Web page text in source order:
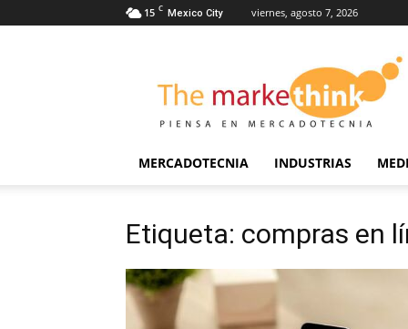
15 C Mexico City viernes, agosto 7, 2026
Markethink
MERCADOTECNIA INDUSTRIAS
Etiqueta: compras en